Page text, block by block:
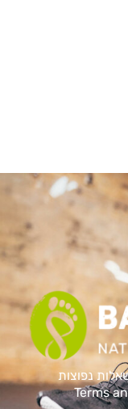
נפוצות
Terms